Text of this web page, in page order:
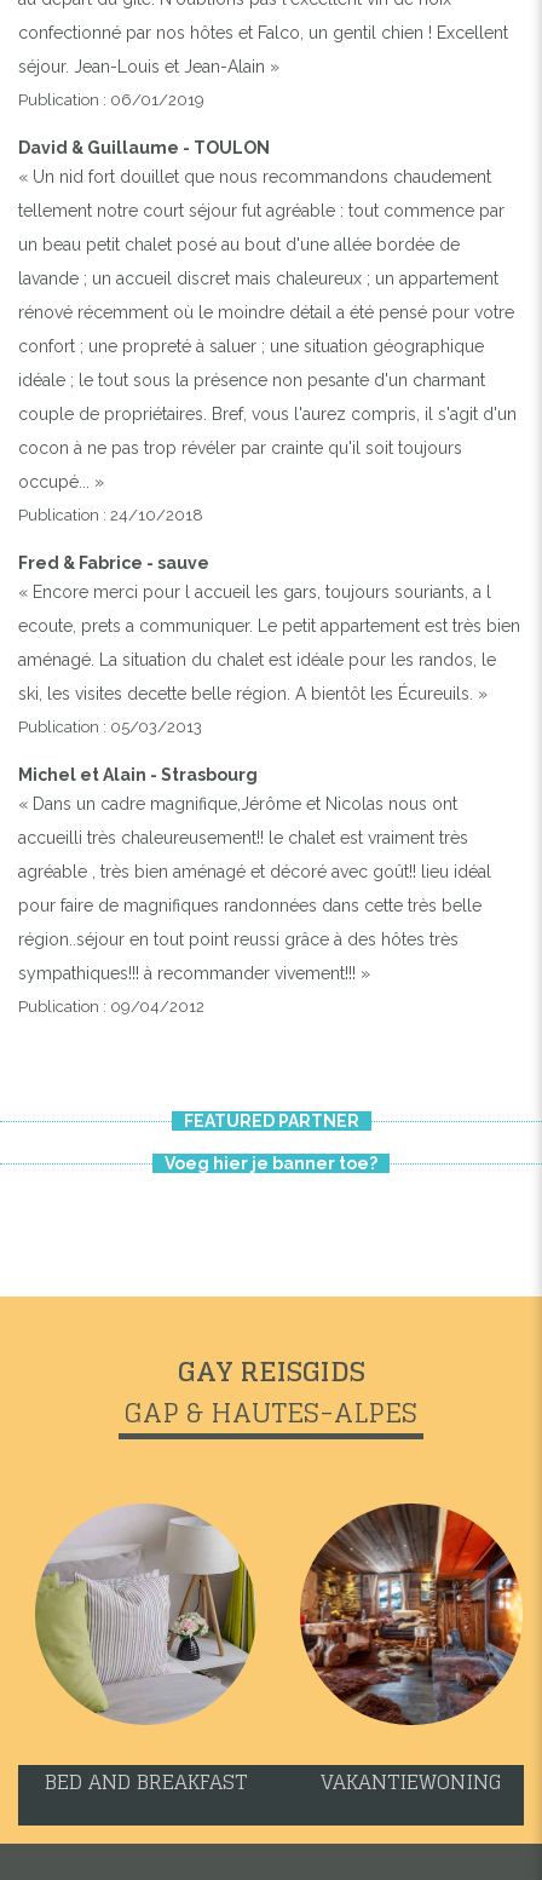
confectionné par nos hôtes et Falco, un gentil chien ! Excellent
séjour. Jean-Louis et Jean-Alain »
Publication : 06/01/2019
David & Guillaume - TOULON
« Un nid fort douillet que nous recommandons chaudement
tellement notre court séjour fut agréable : tout commence par
un beau petit chalet posé au bout d'une allée bordée de
lavande ; un accueil discret mais chaleureux ; un appartement
rénové récemment où le moindre détail a été pensé pour votre
confort ; une propreté à saluer ; une situation géographique
idéale ; le tout sous la présence non pesante d'un charmant
couple de propriétaires. Bref, vous l'aurez compris, il s'agit d'un
cocon à ne pas trop révéler par crainte qu'il soit toujours
occupé... »
Publication : 24/10/2018
Fred & Fabrice - sauve
« Encore merci pour l accueil les gars, toujours souriants, a l
ecoute, prets a communiquer. Le petit appartement est très bien
aménagé. La situation du chalet est idéale pour les randos, le
ski, les visites decette belle région. A bientôt les Écureuils. »
Publication : 05/03/2013
Michel et Alain - Strasbourg
« Dans un cadre magnifique,Jérôme et Nicolas nous ont
accueilli très chaleureusement!! le chalet est vraiment très
agréable , très bien aménagé et décoré avec goût!! lieu idéal
pour faire de magnifiques randonnées dans cette très belle
région..séjour en tout point reussi grâce à des hôtes très
sympathiques!!! à recommander vivement!!! »
Publication : 09/04/2012
FEATURED PARTNER
Voeg hier je banner toe?
GAY REISGIDS
GAP & HAUTES-ALPES
BED AND BREAKFAST VAKANTIEWONING